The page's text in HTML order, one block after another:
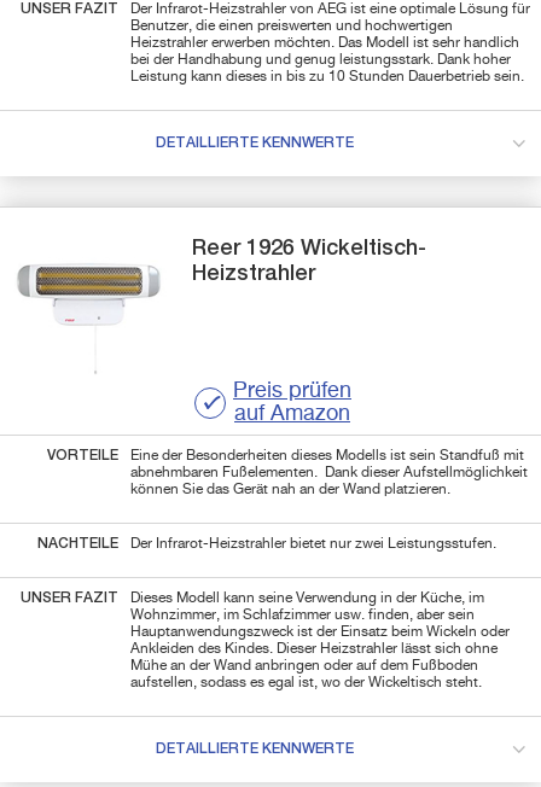
UNSER FAZIT
Der Infrarot-Heizstrahler von AEG ist eine optimale Lösung für
Benutzer, die einen preiswerten und hochwertigen
Heizstrahler erwerben möchten. Das Modell ist sehr handlich
bei der Handhabung und genug leistungsstark. Dank hoher
Leistung kann dieses in bis zu 10 Stunden Dauerbetrieb sein.
DETAILLIERTE KENNWERTE
Reer 1926 Wickeltisch-
Heizstrahler
Preis prüfen
auf Amazon
VORTEILE
Eine der Besonderheiten dieses Modells ist sein Standfuß mit
abnehmbaren Fußelementen. Dank dieser Aufstellmöglichkeit
können Sie das Gerät nah an der Wand platzieren.
NACHTEILE Der Infrarot-Heizstrahler bietet nur zwei Leistungsstufen.
UNSER FAZIT
Dieses Modell kann seine Verwendung in der Küche, im
Wohnzimmer, im Schlafzimmer usw. finden, aber sein
Hauptanwendungszweck ist der Einsatz beim Wickeln oder
Ankleiden des Kindes. Dieser Heizstrahler lässt sich ohne
Mühe an der Wand anbringen oder auf dem Fußboden
aufstellen, sodass es egal ist, wo der Wickeltisch steht.
DETAILLIERTE KENNWERTE